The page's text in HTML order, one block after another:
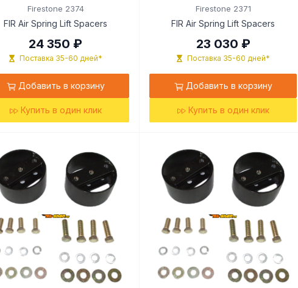
Firestone 2374
FIR Air Spring Lift Spacers
24 350 ₽
Поставка 35-60 дней*
Добавить в корзину
Купить в один клик
Firestone 2371
FIR Air Spring Lift Spacers
23 030 ₽
Поставка 35-60 дней*
Добавить в корзину
Купить в один клик